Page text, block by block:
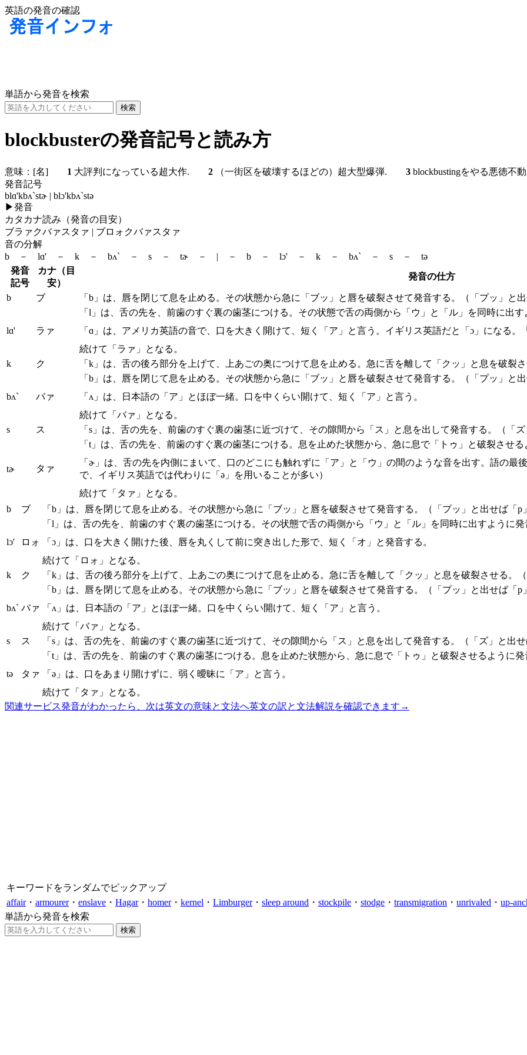
英語の発音の確認
単語から発音を検索
blockbusterの発音記号と読み方
意味： [名] 1 大評判になっている超大作. 2 （一街区を破壊するほどの）超大型爆弾. 3 blockbustingをやる悪徳不
発音記号
blɑ'kbʌ`stɚ | blɔ'kbʌ`stə
▶発音
カタカナ読み（発音の目安）
ブラァクバァスタァ | ブロォクバァスタァ
音の分解
b － lɑ' － k － bʌ` － s － tɚ － | － b － lɔ' － k － bʌ` － s － tə
発音
記号
カナ（目
安）
発音の仕方
b ブ 「b」は、唇を閉じて息を止める。その状態から急に「ブッ」と唇を破裂させて発音する。（「プッ」と
lɑ' ラァ
「l」は、舌の先を、前歯のすぐ裏の歯茎につける。その状態で舌の両側から「ウ」と「ル」を同時に出
「ɑ」は、アメリカ英語の音で、口を大きく開けて、短く「ア」と言う。イギリス英語だと「ɔ」になる
続けて「ラァ」となる。
k
ク 「k」は、舌の後ろ部分を上げて、上あごの奥につけて息を止める。急に舌を離して「クッ」と息を破裂
bʌ` バァ
「b」は、唇を閉じて息を止める。その状態から急に「ブッ」と唇を破裂させて発音する。（「プッ」と
「ʌ」は、日本語の「ア」とほぼ一緒。口を中くらい開けて、短く「ア」と言う。
続けて「バァ」となる。
s
ス 「s」は、舌の先を、前歯のすぐ裏の歯茎に近づけて、その隙間から「ス」と息を出して発音する。（「
tɚ タァ
「t」は、舌の先を、前歯のすぐ裏の歯茎につける。息を止めた状態から、急に息で「トゥ」と破裂させ
「ɚ」は、舌の先を内側にまいて、口のどこにも触れずに「ア」と「ウ」の間のような音を出す。語の
で、イギリス英語では代わりに「ə」を用いることが多い）
続けて「タァ」となる。
b
ブ 「b」は、唇を閉じて息を止める。その状態から急に「ブッ」と唇を破裂させて発音する。（「プッ」と出せば「p
lɔ' ロォ
「l」は、舌の先を、前歯のすぐ裏の歯茎につける。その状態で舌の両側から「ウ」と「ル」を同時に出すように
「ɔ」は、口を大きく開けた後、唇を丸くして前に突き出した形で、短く「オ」と発音する。
続けて「ロォ」となる。
k
ク 「k」は、舌の後ろ部分を上げて、上あごの奥につけて息を止める。急に舌を離して「クッ」と息を破裂させる。
bʌ` バァ
「b」は、唇を閉じて息を止める。その状態から急に「ブッ」と唇を破裂させて発音する。（「プッ」と出せば「p
「ʌ」は、日本語の「ア」とほぼ一緒。口を中くらい開けて、短く「ア」と言う。
続けて「バァ」となる。
s
ス 「s」は、舌の先を、前歯のすぐ裏の歯茎に近づけて、その隙間から「ス」と息を出して発音する。（「ズ」と出
tə タァ
「t」は、舌の先を、前歯のすぐ裏の歯茎につける。息を止めた状態から、急に息で「トゥ」と破裂させるように
「ə」は、口をあまり開けずに、弱く曖昧に「ア」と言う。
続けて「タァ」となる。
関連サービス発音がわかったら、次は英文の意味と文法へ英文の訳と文法解説を確認できます →
キーワードをランダムでピックアップ
affair・ armourer・ enslave ・ Hagar・ homer・ kernel ・ Limburger・ sleep around ・ stockpile ・ stodge ・ transmigration ・ unrivaled ・ up-
単語から発音を検索